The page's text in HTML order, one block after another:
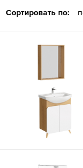
Сортировать по: